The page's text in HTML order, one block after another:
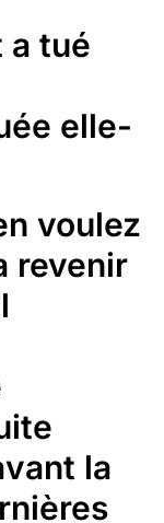
a tué
elle-
voulez
revenir
la